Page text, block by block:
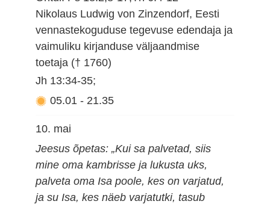
Nikolaus Ludwig von Zinzendorf, Eesti
vennastekoguduse tegevuse edendaja ja
vaimuliku kirjanduse väljaandmise
toetaja († 1760)
Jh 13:34-35;
05.01 - 21.35
10. mai
Jeesus õpetas: „Kui sa palvetad, siis
mine oma kambrisse ja lukusta uks,
palveta oma Isa poole, kes on varjatud,
ja su Isa, kes näeb varjatutki, tasub